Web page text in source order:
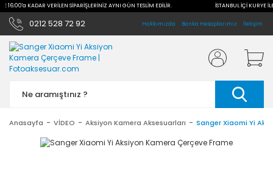
16:00'a KADAR VERİLEN SİPARİŞLERİNİZ AYNI GÜN TESLİM EDİLİR. İSTANBUL İÇİ KURYE
0212 528 72 92 Hakkımızda Banka Hesaplarımız İletişim
Anasayfa VİDEO Aksiyon Kamera Aksesuarları Sanger Xiaomi Yi